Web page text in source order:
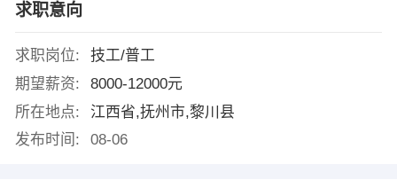
求职意向
求职岗位:
技工/普工
期望薪资:
8000-12000元
所在地点:
江西省,抚州市,黎川县
发布时间:
08-06